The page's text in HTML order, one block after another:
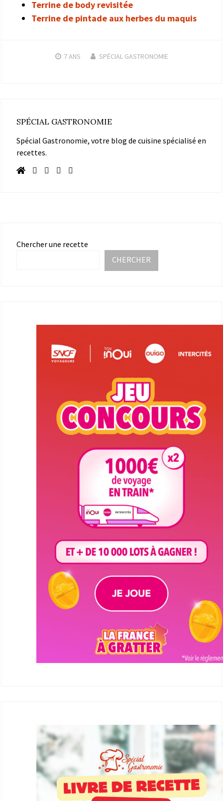
Terrine de body revisitée
Terrine de pintade aux herbes du maquis
7 ANS SPÉCIAL GASTRONOMIE
SPÉCIAL GASTRONOMIE
Spécial Gastronomie, votre blog de cuisine spécialisé en
recettes.
Chercher une recette
CHERCHER